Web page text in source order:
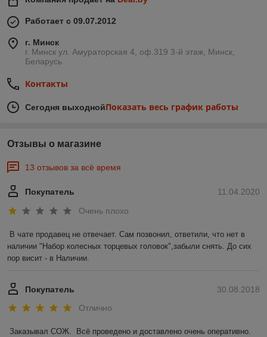
Работает с 09.07.2012
г. Минск
г. Минск ул. Амураторская 4, оф.319 3-й этаж, Минск,
Беларусь
Контакты
Сегодня выходнойПоказать весь график работы
Отзывы о магазине
13 отзывов за всё время
11.04.2020
Покупатель
Очень плохо
В чате продавец не отвечает. Сам позвонил, ответили, что нет в
наличии "Набор колесных торцевых головок",забыли снять. До сих
пор висит - в Наличии.
30.08.2018
Покупатель
Отлично
Заказывал СОЖ.  Всё проведено и доставлено очень оперативно.